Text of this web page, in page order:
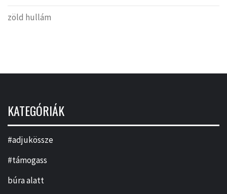
zöld hullám
KATEGÓRIÁK
#adjukössze
#támogass
búra alatt